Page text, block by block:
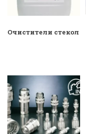
Очистители стекол